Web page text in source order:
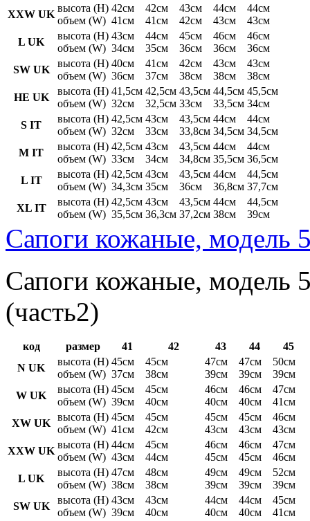
XXW UK
высота (H)
объем (W)
42см
41см
42см
41см
43см
42см
44см
43см
44см
43см
L UK
высота (H)
объем (W)
43см
34см
44см
35см
45см
36см
46см
36см
46см
36см
SW UK
высота (H)
объем (W)
40см
36см
41см
37см
42см
38см
43см
38см
43см
38см
HE UK
высота (H)
объем (W)
41,5см
32см
42,5см
32,5см
43,5см
33см
44,5см
33,5см
45,5см
34см
S IT
высота (H)
объем (W)
42,5см
32см
43см
33см
43,5см
33,8см
44см
34,5см
44см
34,5см
M IT
высота (H)
объем (W)
42,5см
33см
43см
34см
43,5см
34,8см
44см
35,5см
44см
36,5см
L IT
высота (H)
объем (W)
42,5см
34,3см
43см
35см
43,5см
36см
44см
36,8см
44,5см
37,7см
XL IT
высота (H)
объем (W)
42,5см
35,5см
43см
36,3см
43,5см
37,2см
44см
38см
44,5см
39см
Сапоги кожаные, модель
Сапоги кожаные, модель
(часть2)
код размер 41 42 43 44
45
N UK
высота (H)
объем (W)
45см
37см
45см
38см
47см
39см
47см
39см
50см
39см
W UK
высота (H)
объем (W)
45см
39см
45см
40см
46см
40см
46см
40см
47см
41см
XW UK
высота (H)
объем (W)
45см
41см
45см
42см
45см
43см
45см
43см
46см
43см
XXW UK
высота (H)
объем (W)
44см
43см
45см
44см
46см
45см
46см
45см
47см
46см
L UK
высота (H)
объем (W)
47см
38см
48см
38см
49см
39см
49см
39см
52см
39см
SW UK
высота (H)
объем (W)
43см
39см
43см
40см
44см
40см
44см
40см
45см
41см